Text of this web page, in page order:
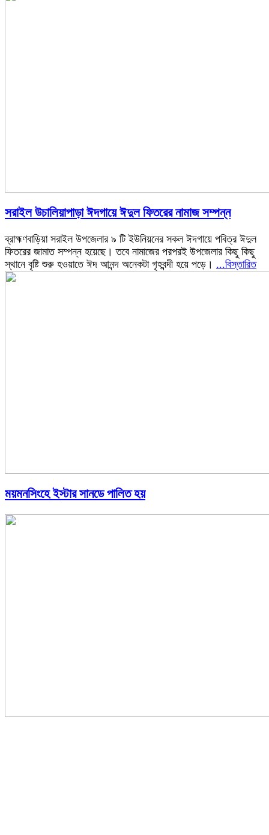
সরাইল উচালিয়াপাড়া ঈদগায়ে ঈদুল ফিতরের নামাজ সম্পন্ন
ব্রাহ্মণবাড়িয়া সরাইল উপজেলার ৯ টি ইউনিয়নের সকল ঈদগায়ে পবিত্র ঈদুল
ফিতরের জামাত সম্পন্ন হয়েছে। তবে নামাজের পরপরই উপজেলার কিছু কিছু
স্থানে বৃষ্টি শুরু হওয়াতে ঈদ আনন্দ অনেকটা গৃহবন্দী হয়ে পড়ে। ...বিস্তারিত
ময়মনসিংহে ইস্টার সানডে পালিত হয়